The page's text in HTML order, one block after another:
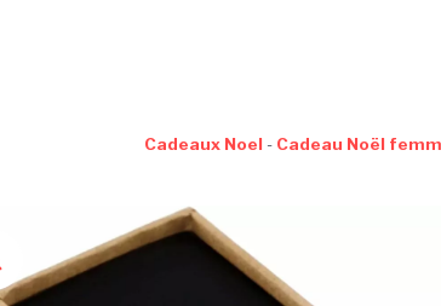
Cadeaux Noel - Cadeau Noël